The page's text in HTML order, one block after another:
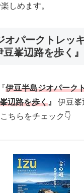
しめます。
オパークトレッ
峯辺路を歩く』
伊豆半島ジオパーク
辺路を歩く 』
伊豆峯
ちらをチェック👇